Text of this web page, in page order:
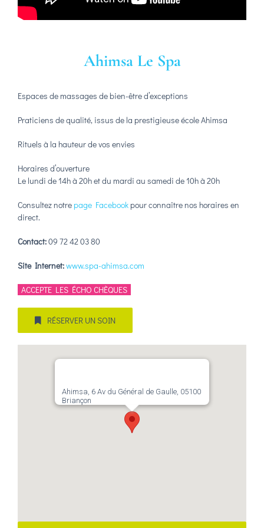
Ahimsa Le Spa
Espaces de massages de bien-être d’exceptions
Praticiens de qualité, issus de la prestigieuse école Ahimsa
Rituels à la hauteur de vos envies
Horaires d’ouverture
Le lundi de 14h à 20h et du mardi au samedi de 10h à 20h
Consultez notrepage Facebook pour connaître nos horaires en
direct.
Contact:09 72 42 03 80
Site Internet:www.spa-ahimsa.com
ACCEPTE LES ÉCHO CHÈQUES
RÉSERVER UN SOIN
Ahimsa, 6 Av du Général de Gaulle, 05100
Briançon